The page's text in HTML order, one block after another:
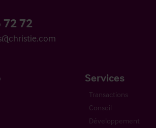
72 72
Services
Transactions
Conseil
Développement